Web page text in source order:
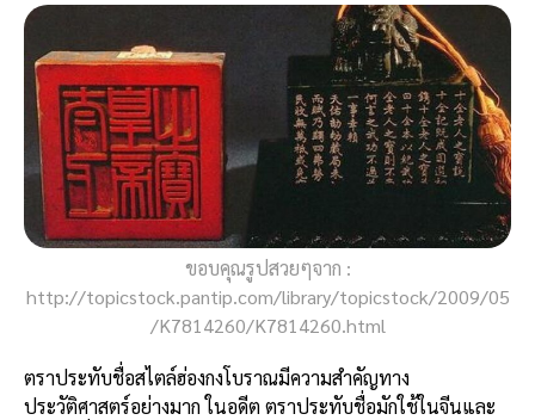
ขอบคุณรูปสวยๆจาก :
http://topicstock.pantip.com/library/topicstock/2009/05
/K7814260/K7814260.html
ตราประทับชื่อสไตล์ฮ่องกงโบราณมีความสำคัญทาง
ประวัติศาสตร์อย่างมาก ในอดีต ตราประทับชื่อมักใช้ในจีนและ